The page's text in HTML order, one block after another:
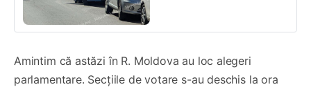
Amintim că astăzi în R. Moldova au loc alegeri
parlamentare. Secțiile de votare s-au deschis la ora